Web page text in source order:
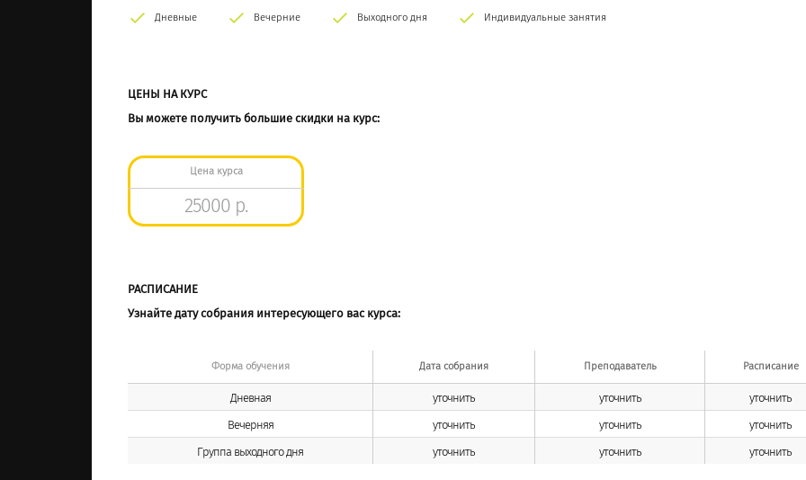
Дневные Вечерние Выходного дня Индивидуальные занятия
ЦЕНЫ НА КУРС
Вы можете получить большие скидки на курс:
Цена курса
25000 р.
РАСПИСАНИЕ
Узнайте дату собрания интересующего вас курса:
Форма обучения Дата собрания Преподаватель Расписание
Дневная уточнить уточнить
уточнить
Вечерняя
уточнить уточнить
уточнить
Группа выходного дня
уточнить уточнить уточнить